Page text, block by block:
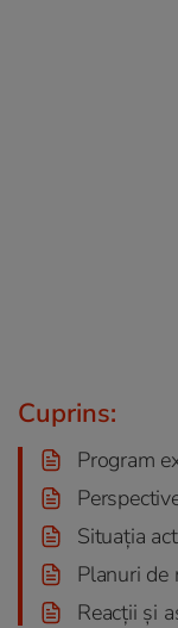
Cuprins:
Program
Situația
Planuri de
Reacții și